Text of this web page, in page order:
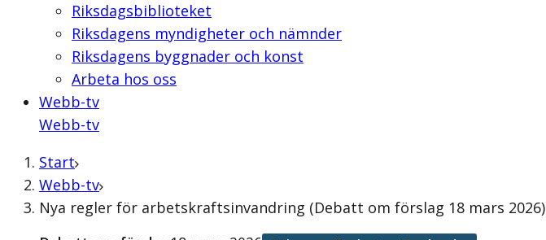
Riksdagsbiblioteket
Riksdagens myndigheter och nämnder
Riksdagens byggnader och konst
Arbeta hos oss
Webb-tv
Webb-tv
Start
Webb-tv
Nya regler för arbetskraftsinvandring (Debatt om förslag 18 mars 2026)